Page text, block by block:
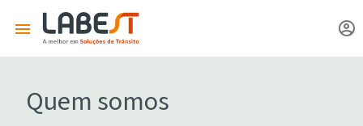
Quem somos